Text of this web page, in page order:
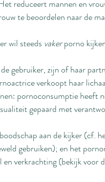
reduceert mannen en
te beoordelen naar de
wil steeds vaker porno
gebruiker, zijn of haar
verkoopt haar
pornoconsumptie heeft
gepaard met
aan de kijker (cf.
gebruiken); en het
en verkrachting (bekijk voor